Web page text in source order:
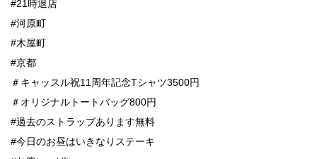
#21時退店
#河原町
#木屋町
#京都
＃キャッスル祝11周年記念Tシャツ3500円
＃オリジナルトートバッグ800円
#過去のストラップあります無料
#今日のお昼はいきなりステーキ